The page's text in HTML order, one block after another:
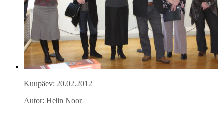
Kuupäev: 20.02.2012
Autor: Helin Noor